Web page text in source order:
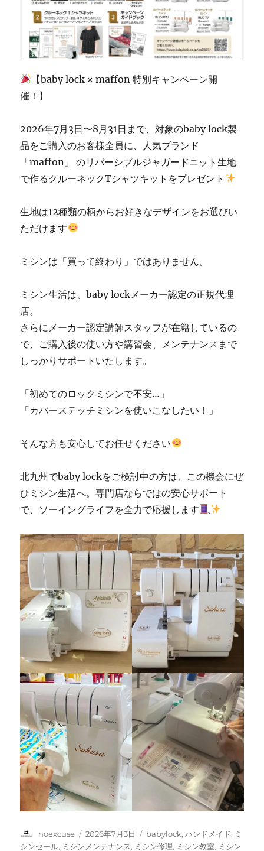
販
売
専
店
シ
に
【baby lock × maffon 特別キャンペーン開
催！】
2026年7月3日〜8月31日まで、対象のbaby lock製
品をご購入のお客様全員に、人気ブランド
「maffon」 のリバーシブルジャガードニット生地
で作るクルーネックTシャツキットをプレゼント
生地は12種類の柄からお好きなデザインをお選びい
ただけます
ミシンは「買って終わり」ではありません。
ミシン生活は、baby lockメーカー認定の正規代理
店。
さらにメーカー認定講師スタッフが在籍しているの
で、ご購入後の使い方や講習会、メンテナンスまで
しっかりサポートいたします。
「初めてのロックミシンで不安…」
「カバーステッチミシンを使いこなしたい！」
そんな方も安心してお任せください
北九州でbaby lockをご検討中の方は、この機会にぜ
ひミシン生活へ。専門店ならではの安心サポート
で、ソーイングライフを全力で応援します
投
稿
noexcuse
投
稿
2026年7月3日
カ
テ
babylock,ハンドメイド, ミ
シンセール, ミシンメンテナンス, ミシン修理, ミシン教室, ミシン